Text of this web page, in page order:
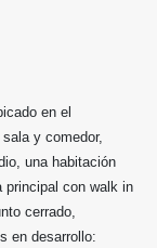
en el
y comedor,
una habitación
principal con walk in
cerrado,
en desarrollo: